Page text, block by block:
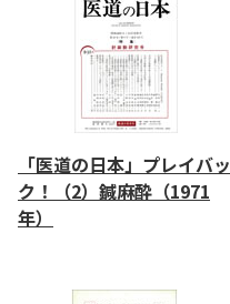
「医道の日本」プレイバッ
ク！（2）鍼麻酔（1971
年）